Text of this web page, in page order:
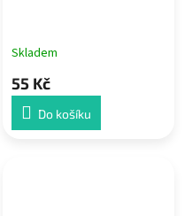
Skladem
55 Kč
Do košíku